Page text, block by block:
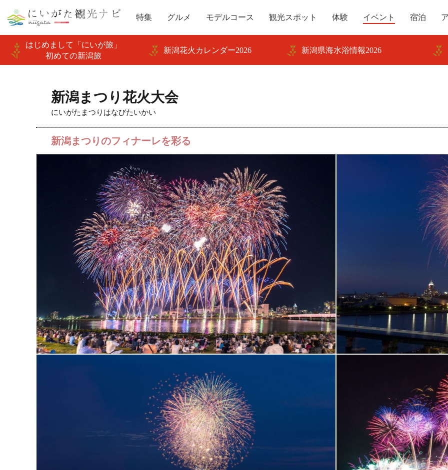
特集 グルメ モデルコース 観光スポット 体験 イベント 宿泊
はじめまして「にいが旅」
初めての新潟旅
新潟花火カレンダー2026 新潟県海水浴情報2026
新潟まつり花火大会
にいがたまつりはなびたいかい
新潟まつりのフィナーレを彩る